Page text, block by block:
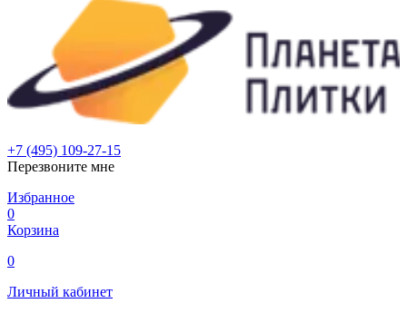
+7 (495) 109-27-15
Перезвоните мне
Избранное
0
Корзина
0
Личный кабинет